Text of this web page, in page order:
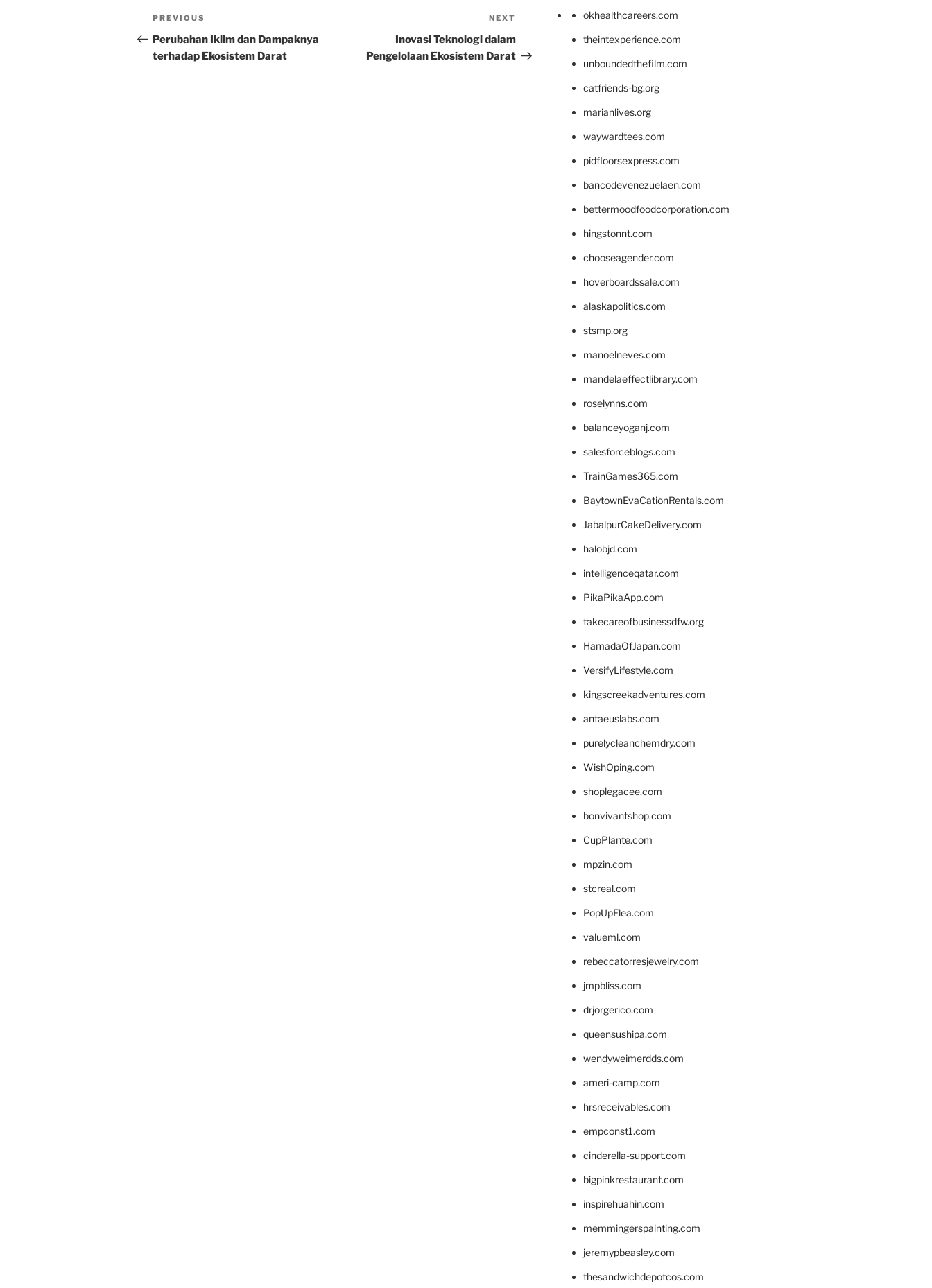
Post
navigation
Previous
Post
PREVIOUS
Perubahan Iklim dan Dampaknya
terhadap Ekosistem Darat
Post
NEXT
Inovasi Teknologi dalam
Pengelolaan Ekosistem Darat
okhealthcareers.com
theintexperience.com
unboundedthefilm.com
catfriends-bg.org
marianlives.org
waywardtees.com
pidfloorsexpress.com
bancodevenezuelaen.com
bettermoodfoodcorporation.com
hingstonnt.com
chooseagender.com
hoverboardssale.com
alaskapolitics.com
stsmp.org
manoelneves.com
mandelaeffectlibrary.com
roselynns.com
balanceyoganj.com
salesforceblogs.com
TrainGames365.com
BaytownEvaCationRentals.com
JabalpurCakeDelivery.com
halobjd.com
intelligenceqatar.com
PikaPikaApp.com
takecareofbusinessdfw.org
HamadaOfJapan.com
VersifyLifestyle.com
kingscreekadventures.com
antaeuslabs.com
purelycleanchemdry.com
WishOping.com
shoplegacee.com
bonvivantshop.com
CupPlante.com
mpzin.com
stcreal.com
PopUpFlea.com
valueml.com
rebeccatorresjewelry.com
jmpbliss.com
drjorgerico.com
queensushipa.com
wendyweimerdds.com
ameri-camp.com
hrsreceivables.com
empconst1.com
cinderella-support.com
bigpinkrestaurant.com
inspirehuahin.com
memmingerspainting.com
jeremypbeasley.com
thesandwichdepotcos.com